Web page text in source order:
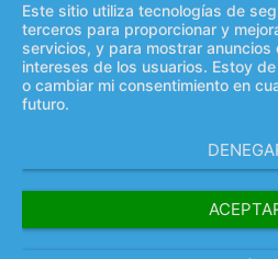
Este sitio utiliza tecnologías de
terceros para proporcionar y
servicios, y para mostrar anuncios
intereses de los usuarios. Estoy
o cambiar mi consentimiento en
futuro.